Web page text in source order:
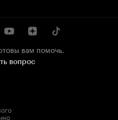
вам помочь.
вопрос